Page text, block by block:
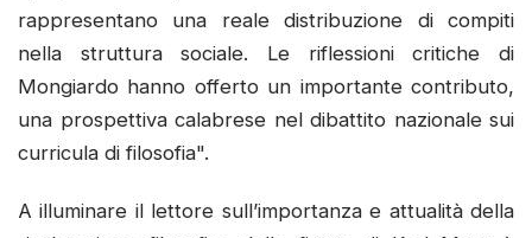
rappresentano una reale distribuzione di compiti
nella struttura sociale. Le riflessioni critiche di
Mongiardo hanno offerto un importante contributo,
una prospettiva calabrese nel dibattito nazionale sui
curricula di filosofia".
A illuminare il lettore sull’importanza e attualità della